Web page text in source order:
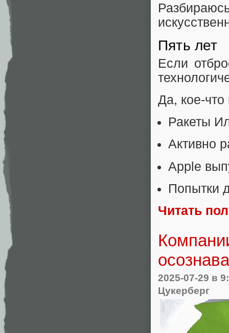
Пять лет
Если
Да, кое-что
Ракеты
Активно
Apple
Попытки
Читать
2025-07-29 в
Цукерберг